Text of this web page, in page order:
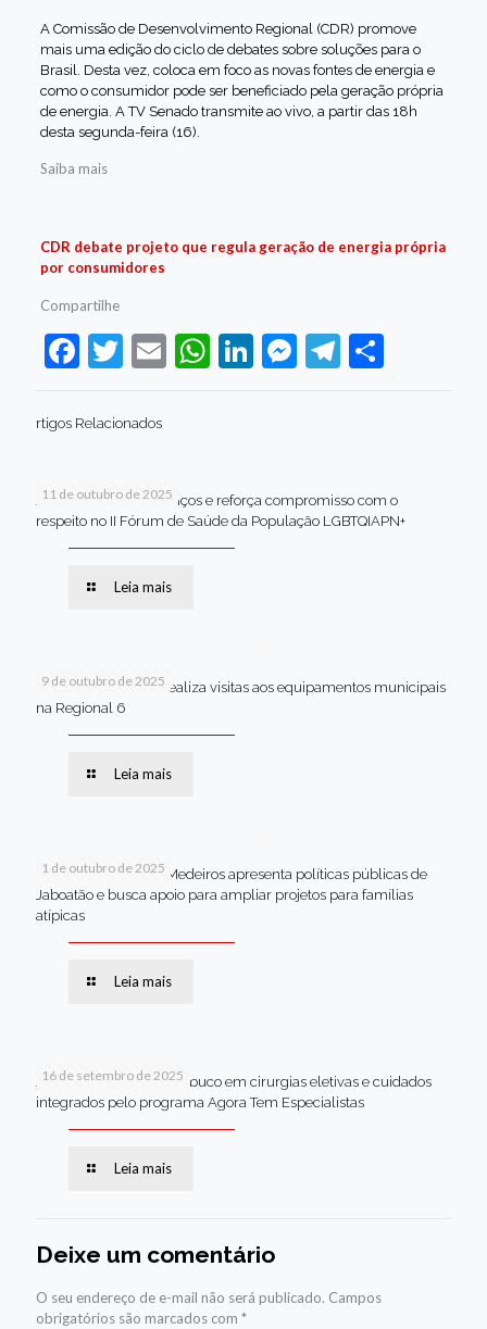
A Comissão de Desenvolvimento Regional (CDR) promove
mais uma edição do ciclo de debates sobre soluções para o
Brasil. Desta vez, coloca em foco as novas fontes de energia e
como o consumidor pode ser beneficiado pela geração própria
de energia. A TV Senado transmite ao vivo, a partir das 18h
desta segunda-feira (16).
Saiba mais
CDR debate projeto que regula geração de energia própria
por consumidores
Compartilhe
Facebook
Twitter
EmailWhatsApp
LinkedIn
Messenger
Telegram
Share
rtigos Relacionados
11 de outubro de 2025
Jaboatão celebra avanços e reforça compromisso com o
respeito no II Fórum de Saúde da População LGBTQIAPN+
Leia mais
9 de outubro de 2025
Van dos secretários realiza visitas aos equipamentos municipais
na Regional 6
Leia mais
1 de outubro de 2025
Em Brasília, Andréa Medeiros apresenta políticas públicas de
Jaboatão e busca apoio para ampliar projetos para famílias
atípicas
Leia mais
16 de setembro de 2025
Jaboatão lidera Pernambuco em cirurgias eletivas e cuidados
integrados pelo programa Agora Tem Especialistas
Leia mais
Deixe um comentário
O seu endereço de e-mail não será publicado. Campos
obrigatórios são marcados com *